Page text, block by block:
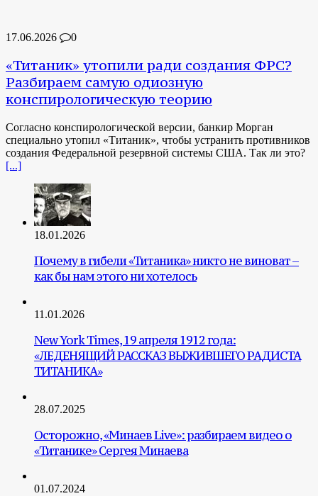
17.06.2026 0
«Титаник» утопили ради создания ФРС?
Разбираем самую одиозную
конспирологическую теорию
Согласно конспирологической версии, банкир Морган
специально утопил «Титаник», чтобы устранить противников
создания Федеральной резервной системы США. Так ли это?
[...]
18.01.2026
Почему в гибели «Титаника» никто не виноват –
как бы нам этого ни хотелось
11.01.2026
New York Times, 19 апреля 1912 года:
«ЛЕДЕНЯЩИЙ РАССКАЗ ВЫЖИВШЕГО РАДИСТА
ТИТАНИКА»
28.07.2025
Осторожно, «Минаев Live»: разбираем видео о
«Титанике» Сергея Минаева
01.07.2024